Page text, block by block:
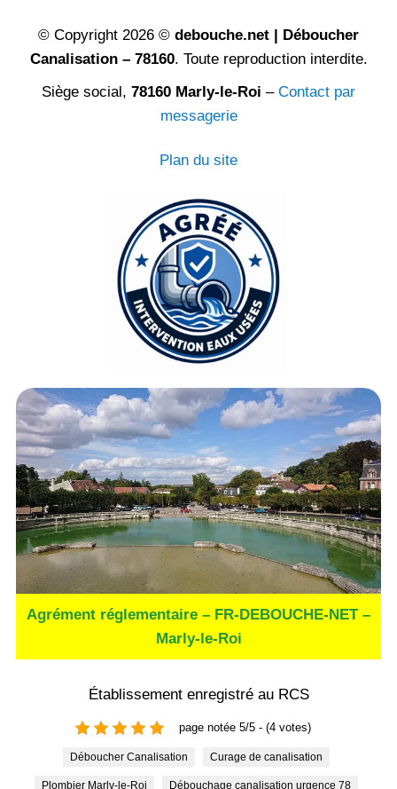
© Copyright 2026 © debouche.net | Déboucher
Canalisation – 78160. Toute reproduction interdite.
Siège social, 78160 Marly-le-Roi – Contact par
messagerie
Plan du site
Agrément réglementaire – FR-DEBOUCHE-NET –
Marly-le-Roi
Établissement enregistré au RCS
page notée 5/5 - (4 votes)
Déboucher Canalisation Curage de canalisation
Plombier Marly-le-Roi Débouchage canalisation urgence 78